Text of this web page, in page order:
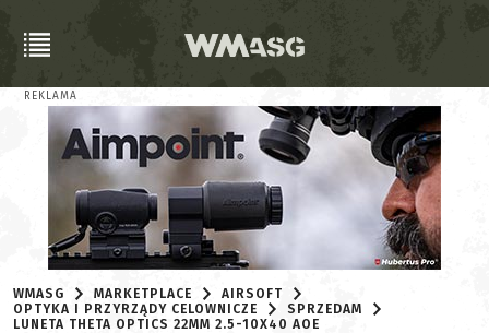
REKLAMA
WMASG MARKETPLACE
AIRSOFT
OPTYKA I PRZYRZĄDY CELOWNICZE
SPRZEDAM
LUNETA THETA OPTICS 22MM 2.5-10X40 AOE